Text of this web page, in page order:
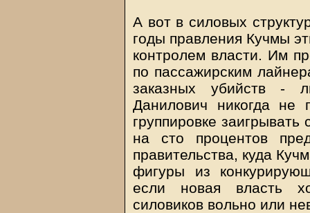
А вот в силовых
годы правления Кучмы
контролем власти. Им
по пассажирским
заказных убийств -
Данилович никогда не
группировке
на сто процентов
правительства, куда
фигуры из
если новая власть
силовиков вольно или